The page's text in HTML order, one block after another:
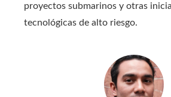
proyectos submarinos y otras
tecnológicas de alto riesgo.